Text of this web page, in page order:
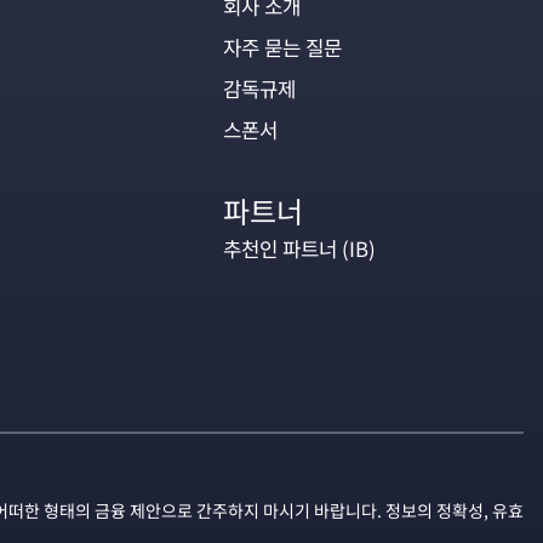
회사 소개
자주 묻는 질문
감독규제
스폰서
파트너
추천인 파트너 (IB)
한 형태의 금융 제안으로 간주하지 마시기 바랍니다. 정보의 정확성, 유효